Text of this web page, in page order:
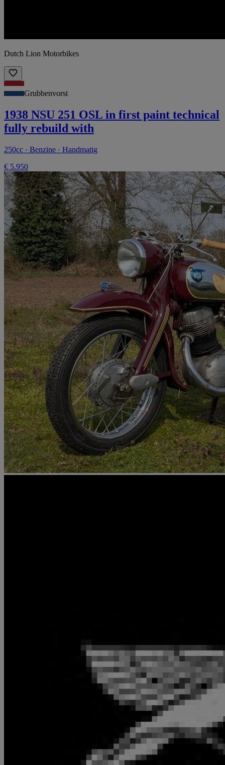
Dutch Lion Motorbikes
Grubbenvorst
1938 NSU 251 OSL in first paint technical
fully rebuild with
250cc · Benzine · Handmatig
€ 5.950